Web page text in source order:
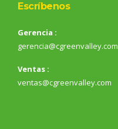
Escríbenos
Gerencia :
gerencia@cgreenvalley.com
Ventas :
ventas@cgreenvalley.com